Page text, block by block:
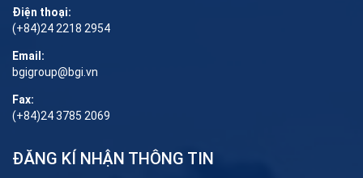
Điện thoại:
(+84)24 2218 2954
Email:
bgigroup@bgi.vn
Fax:
(+84)24 3785 2069
ĐĂNG KÍ NHẬN THÔNG TIN